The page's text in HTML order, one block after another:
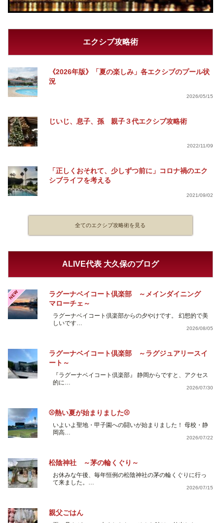
エクシブ攻略術
《2026年版》「夏の楽しみ」各エクシブのプール状
況
2026/05/15
じいじ、息子、孫 親子３代エクシブ攻略術
2022/11/09
「正しくおそれて、少しずつ前に」コロナ禍のエク
シブライフを考える
2021/09/02
全てのエクシブ攻略術を見る
ALIVE代表 大久保のブログ
NEW
ラグーナベイコート倶楽部 ～メインダイニング
マローチェ～
ラグーナベイコート倶楽部からの夕やけです。 幻想的で美
しいです…
2026/08/05
ラグーナベイコート倶楽部 ～ラグジュアリースイ
ート～
『ラグーナベイコート倶楽部』 静岡からですと、アクセス
的に…
2026/07/30
⚾熱い夏が始まりました⚾
いよいよ聖地・甲子園への闘いが始まりました！ 母校・静
岡高…
2026/07/22
松陰神社 ～茅の輪くぐり～
お休みな午後、毎年恒例の松陰神社の茅の輪くぐりに行っ
て来ました。…
2026/07/15
親父ごはん